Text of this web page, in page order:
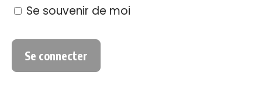
Se souvenir de moi